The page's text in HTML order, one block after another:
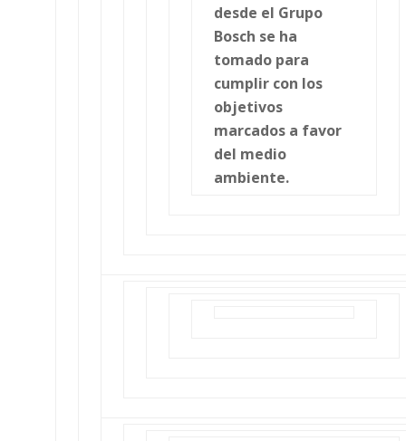
desde el Grupo
Bosch se ha
tomado para
cumplir con los
objetivos
marcados a favor
del medio
ambiente.